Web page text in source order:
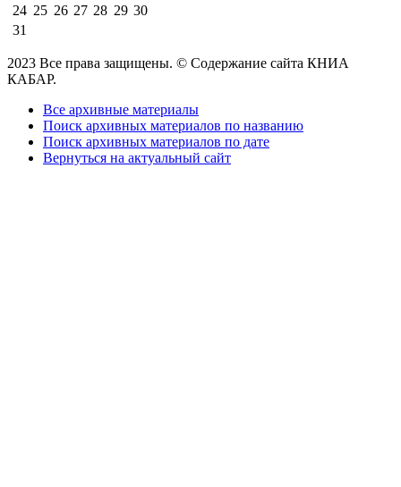
24 25 26 27 28 29 30
31
2023 Все права защищены. © Содержание сайта КНИА
КАБАР.
Все архивные материалы
Поиск архивных материалов по названию
Поиск архивных материалов по дате
Вернуться на актуальный сайт